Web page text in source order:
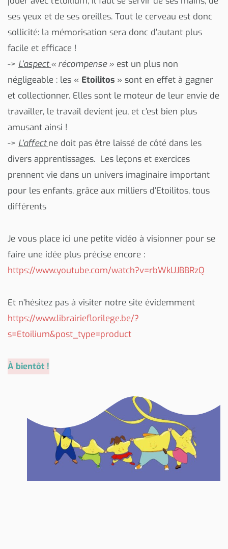
ses yeux et de ses oreilles. Tout le cerveau est donc
sollicité: la mémorisation sera donc d’autant plus
facile et efficace !
-> L’aspect« récompense » est un plus non
négligeable : les « Etoilitos » sont en effet à gagner
et collectionner. Elles sont le moteur de leur envie de
travailler, le travail devient jeu, et c’est bien plus
amusant ainsi !
-> L’affectne doit pas être laissé de côté dans les
divers apprentissages. Les leçons et exercices
prennent vie dans un univers imaginaire important
pour les enfants, grâce aux milliers d’Etoilitos, tous
différents
Je vous place ici une petite vidéo à visionner pour se
faire une idée plus précise encore :
https://www.youtube.com/watch?v=rbWkUJBBRzQ
Et n’hésitez pas à visiter notre site évidemment
https://www.librairieflorilege.be/?
s=Etoilium&post_type=product
À bientôt !